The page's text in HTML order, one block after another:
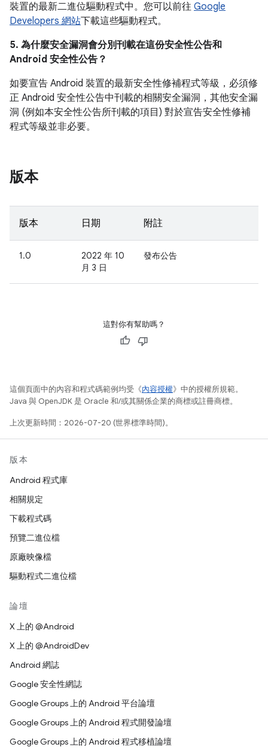
裝置的最新二進位驅動程式中。您可以前往 Google
Developers 網站下載這些驅動程式。
5. 為什麼安全漏洞會分別刊載在這份安全性公告和
Android 安全性公告？
如要宣告 Android 裝置的最新安全性修補程式等級，必須修
正 Android 安全性公告中刊載的相關安全漏洞，其他安全漏
洞 (例如本安全性公告所刊載的項目) 對於宣告安全性修補
程式等級並非必要。
版本
版本 日期 附註
1.0
2022 年 10
月 3 日
發布公告
這對你有幫助嗎？
這個頁面中的內容和程式碼範例均受《內容授權》中的授權所規範。
Java 與 OpenJDK 是 Oracle 和/或其關係企業的商標或註冊商標。
上次更新時間：2026-07-20 (世界標準時間)。
版本
Android 程式庫
相關規定
下載程式碼
預覽二進位檔
原廠映像檔
驅動程式二進位檔
論壇
X 上的 @Android
X 上的 @AndroidDev
Android 網誌
Google 安全性網誌
Google Groups 上的 Android 平台論壇
Google Groups 上的 Android 程式開發論壇
Google Groups 上的 Android 程式移植論壇